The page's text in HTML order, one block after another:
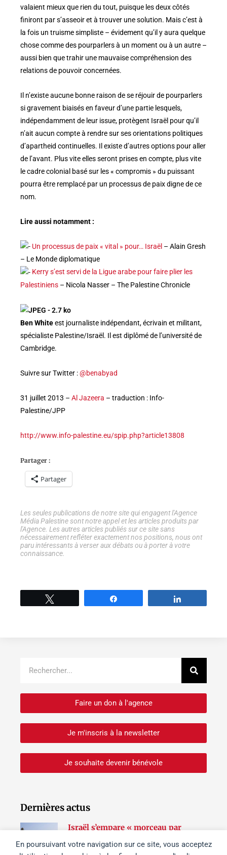
En poursuivant votre navigation sur ce site, vous acceptez
valaient mieux que rien du tout, puisque les deux côtés
finiront par s’asseoir et à trouver une solution. Mais c’est à
la fois un truisme simpliste – évidement qu’il y aura quelque
chose comme des pourparlers à un moment ou à un autre –
aussi bien que trahir une mauvaise compréhension des
relations de pouvoir concernées.
Il n’existe aucune bonne raison de se réjouir de pourparlers
si gravement biaisés en faveur d’une partie lesquels,
indépendamment de leur issue, protègent Israël pour qu’il
n’ait aucun compte à rendre sur ses orientations politiques
d’apartheid continuelles. Il existe d’autres options pour aller
de l’avant. Plus vite elles seront prises en compte, plus vite
le cadre colonial basé sur les « compromis » du puissant
pourra être remplacé par un processus de paix digne de ce
nom.
Lire aussi notamment :
Un processus de paix « vital » pour… Israël – Alain Gresh
– Le Monde diplomatique
Kerry s’est servi de la Ligue arabe pour faire plier les
Palestiniens – Nicola Nasser – The Palestine Chronicle
Ben Whiteest journaliste indépendant, écrivain et militant,
spécialiste Palestine/Israël. Il est diplômé de l’université de
Cambridge.
Suivre sur Twitter :@benabyad
31 juillet 2013 – Al Jazeera – traduction : Info-
Palestine/JPP
http://www.info-palestine.eu/spip.php?article13808
Partager :
Partager
Les seules publications de notre site qui engagent l'Agence
Média Palestine sont notre appel et les articles produits par
l'Agence. Les autres articles publiés sur ce site sans
nécessairement refléter exactement nos positions, nous ont
paru intéressants à verser aux débats ou à porter à votre
connaissance.
Faire un don à l'agence
Je m'inscris à la newsletter
Je souhaite devenir bénévole
Dernières actus
Israël s’empare « morceau par
Cisjordanie